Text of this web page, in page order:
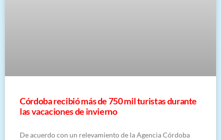
Córdoba recibió más de 750 mil turistas durante
las vacaciones de invierno
De acuerdo con un relevamiento de la Agencia Córdoba